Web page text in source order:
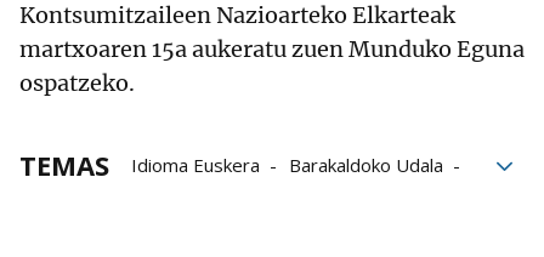
Kontsumitzaileen Nazioarteko Elkarteak
martxoaren 15a aukeratu zuen Munduko Eguna
ospatzeko.
TEMAS Idioma Euskera
Barakaldoko Udala